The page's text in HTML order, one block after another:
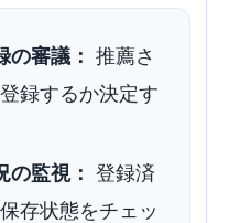
審議： 推薦さ
録するか決定す
監視： 登録済
存状態をチェッ